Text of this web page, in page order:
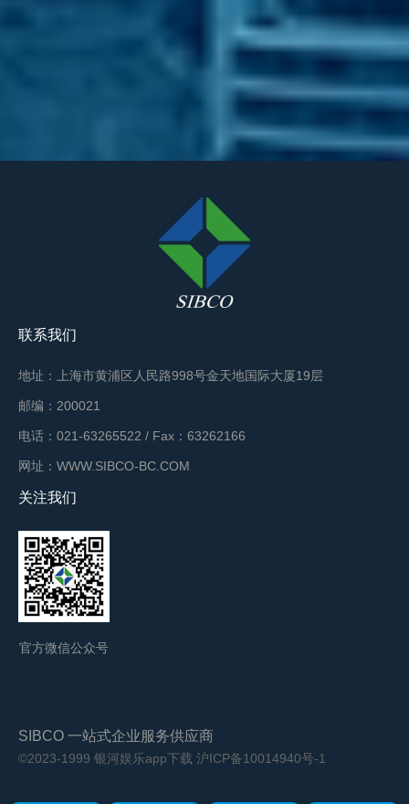
联系我们
地址：上海市黄浦区人民路998号金天地国际大厦19层
邮编：200021
电话：021-63265522 / Fax：63262166
网址：WWW.SIBCO-BC.COM
关注我们
官方微信公众号
SIBCO 一站式企业服务供应商
©2023-1999 银河娱乐app下载 沪ICP备10014940号-1